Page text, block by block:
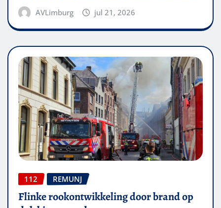
AVLimburg jul 21, 2026
112 REMUNJ
Flinke rookontwikkeling door brand op